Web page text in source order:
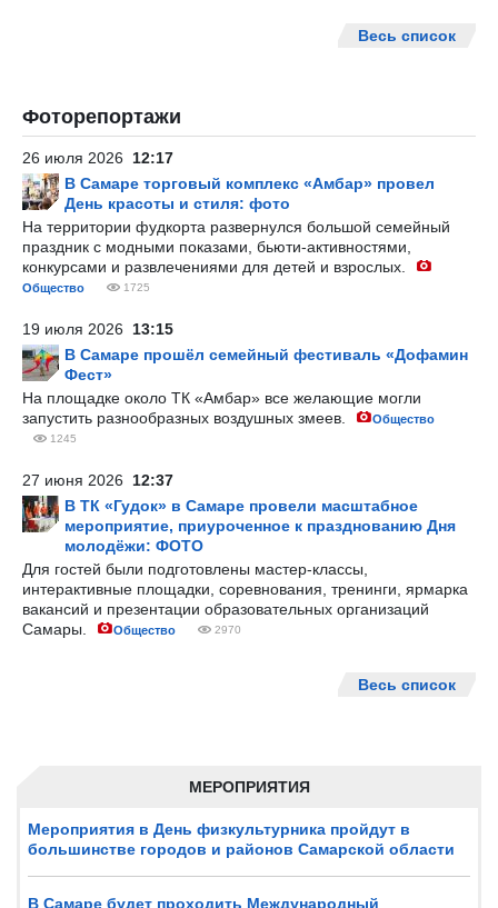
МЕРОПРИЯТИЯ
Мероприятия в День физкультурника пройдут в
большинстве городов и районов Самарской области
В Самаре будет проходить Международный
Весь список
Фоторепортажи
26 июля 2026 12:17
В Самаре торговый комплекс «Амбар» провел
День красоты и стиля: фото
На территории фудкорта развернулся большой семейный
праздник с модными показами, бьюти-активностями,
конкурсами и развлечениями для детей и взрослых.
Общество 1725
19 июля 2026 13:15
В Самаре прошёл семейный фестиваль «Дофамин
Фест»
На площадке около ТК «Амбар» все желающие могли
запустить разнообразных воздушных змеев.
Общество
1245
27 июня 2026 12:37
В ТК «Гудок» в Самаре провели масштабное
мероприятие, приуроченное к празднованию Дня
молодёжи: ФОТО
Для гостей были подготовлены мастер-классы,
интерактивные площадки, соревнования, тренинги, ярмарка
вакансий и презентации образовательных организаций
Самары.
Общество 2970
Весь список